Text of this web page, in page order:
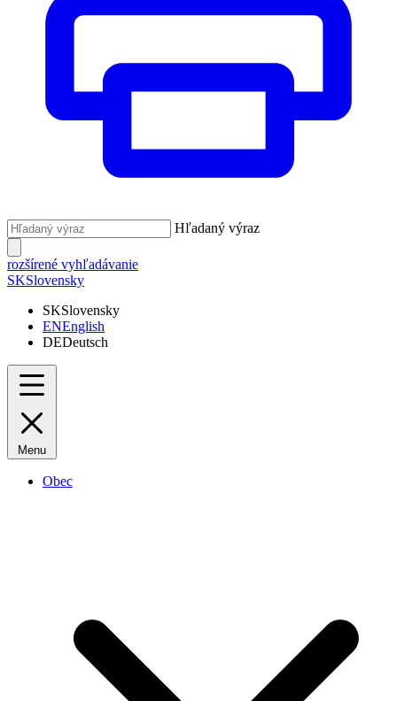
Hľadaný výraz
rozšírené vyhľadávanie
SKSlovensky
SKSlovensky
ENEnglish
DEDeutsch
Menu
Obec